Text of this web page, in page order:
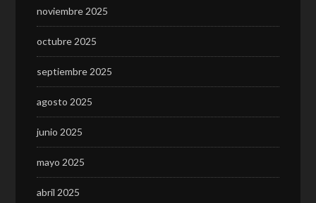
noviembre 2025
octubre 2025
septiembre 2025
agosto 2025
junio 2025
mayo 2025
abril 2025